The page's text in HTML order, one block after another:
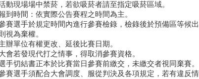
動現場場中禁菸，若欲吸菸者請至指定吸菸區域。
到時間：依實際公告賽程之時間為主。
賽選手於規定時間內進行參賽檢錄，檢錄後於預備區等候
視為棄權。
辦單位有權更改、延後比賽日期。
會若發現代打之情事，得取消參賽資格。
手切結書正本於比賽當日參賽前繳交，未繳交者視同棄賽。
賽選手須配合大會調度、服從判決及各項規定，若有違反